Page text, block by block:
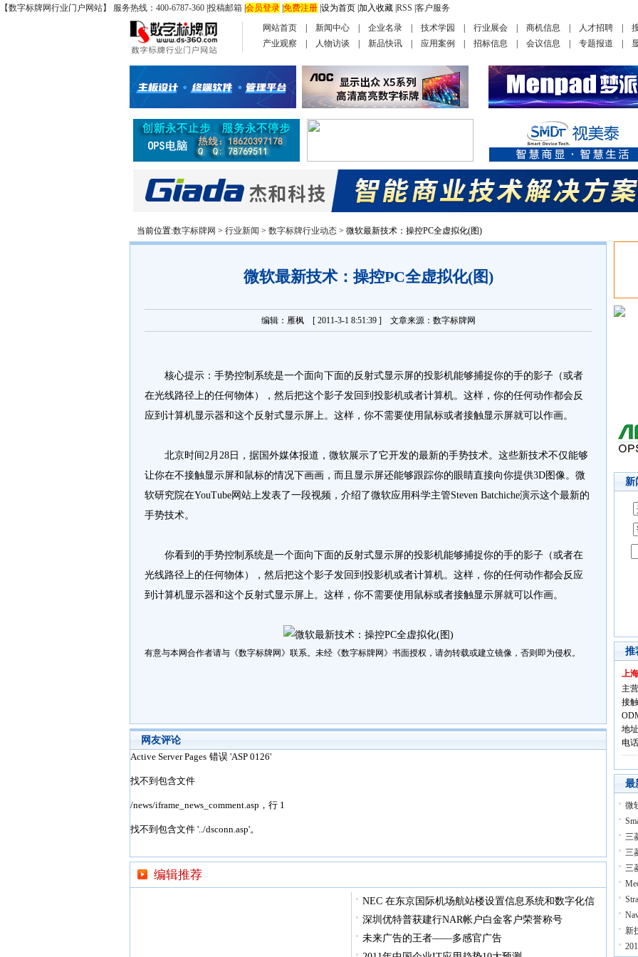
【数字标牌网行业门户网站】 服务热线：400-6787-360 投稿邮箱 会员登录 免费注册 设为首页 加入收藏 RSS 客户服务
网站首页
新闻中心 企业名录 技术学园 行业展会 商机信息 人才招聘
产业观察
人物访谈 新品快讯 应用案例 招标信息 会议信息 专题报道
当前位置:数字标牌网 > 行业新闻 > 数字标牌行业动态 > 微软最新技术：操控PC全虚拟化(图)
微软最新技术：操控PC全虚拟化(图)
编辑：雁枫 [ 2011-3-1 8:51:39 ] 文章来源：数字标牌网
核心提示：手势控制系统是一个面向下面的反射式显示屏的投影机能够捕捉你的手的影子（或者
在光线路径上的任何物体），然后把这个影子发回到投影机或者计算机。这样，你的任何动作都会反
应到计算机显示器和这个反射式显示屏上。这样，你不需要使用鼠标或者接触显示屏就可以作画。
北京时间2月28日，据国外媒体报道，微软展示了它开发的最新的手势技术。这些新技术不仅能够
让你在不接触显示屏和鼠标的情况下画画，而且显示屏还能够跟踪你的眼睛直接向你提供3D图像。微
软研究院在YouTube网站上发表了一段视频，介绍了微软应用科学主管Steven Batchiche演示这个最新的
手势技术。
你看到的手势控制系统是一个面向下面的反射式显示屏的投影机能够捕捉你的手的影子（或者在
光线路径上的任何物体），然后把这个影子发回到投影机或者计算机。这样，你的任何动作都会反应
到计算机显示器和这个反射式显示屏上。这样，你不需要使用鼠标或者接触显示屏就可以作画。
有意与本网合作者请与《数字标牌网》联系。未经《数字标牌网》书面授权，请勿转载或建立镜像，否则即为侵权。
网友评论
编辑推荐
NEC 在东京国际机场航站楼设置信息系统和数字化信
深圳优特普获建行NAR帐户白金客户荣誉称号
未来广告的王者——多感官广告
新
推
上
主
接
地
电
最
微
三
三
三
新